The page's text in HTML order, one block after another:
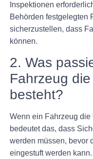
Inspektionen
Behörden festgelegten
sicherzustellen, dass
können.
2. Was
Fahrzeug
besteht?
Wenn ein Fahrzeug die
bedeutet das, dass
werden müssen, bevor
eingestuft werden